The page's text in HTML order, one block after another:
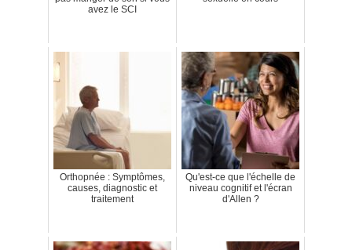
avez le SCI
Orthopnée : Symptômes,
causes, diagnostic et
traitement
Qu'est-ce que l'échelle de
niveau cognitif et l'écran
d'Allen ?